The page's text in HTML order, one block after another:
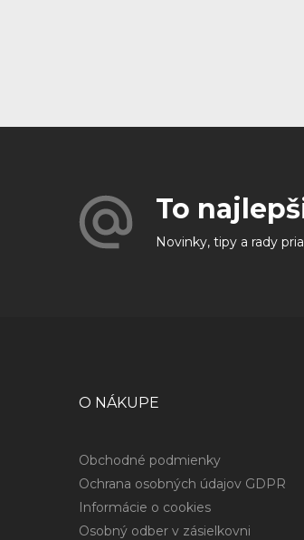
To
Novinky, tipy a rady
O NÁKUPE
Obchodné podmienky
Ochrana osobných údajov GDPR
Informácie o cookies
Osobný odber v zásielkovni